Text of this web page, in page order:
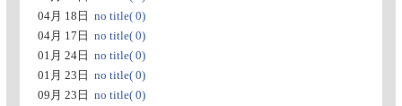
04月 18日
no title( 0)
04月 17日
no title( 0)
01月 24日
no title( 0)
01月 23日
no title( 0)
09月 23日
no title( 0)